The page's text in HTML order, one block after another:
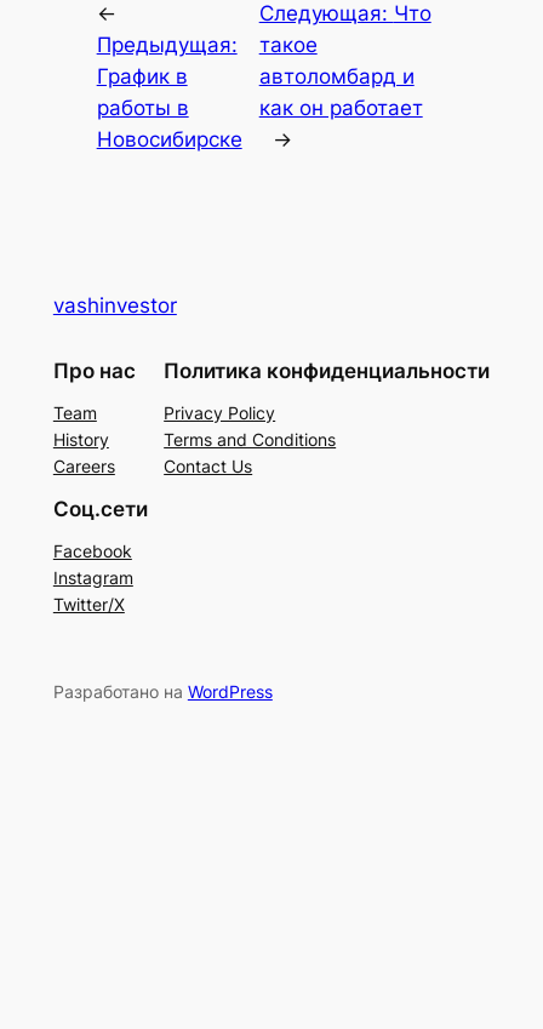
←
Предыдущая:
График в
работы в
Новосибирске
Следующая: Что
такое
автоломбард и
как он работает
→
vashinvestor
Про нас
Team
History
Careers
Политика конфиденциальности
Privacy Policy
Terms and Conditions
Contact Us
Соц.сети
Facebook
Instagram
Twitter/X
Разработано на WordPress